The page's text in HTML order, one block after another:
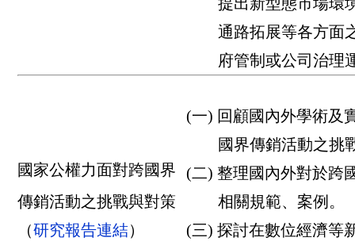
通路拓展等各方面之
府管制或公司治理
國家公權力面對跨國界
傳銷活動之挑戰與對策
（研究報告連結）
(一) 回顧國內外學術及
國界傳銷活動之挑戰
(二) 整理國內外對於跨
相關規範、案例。
(三) 探討在數位經濟等